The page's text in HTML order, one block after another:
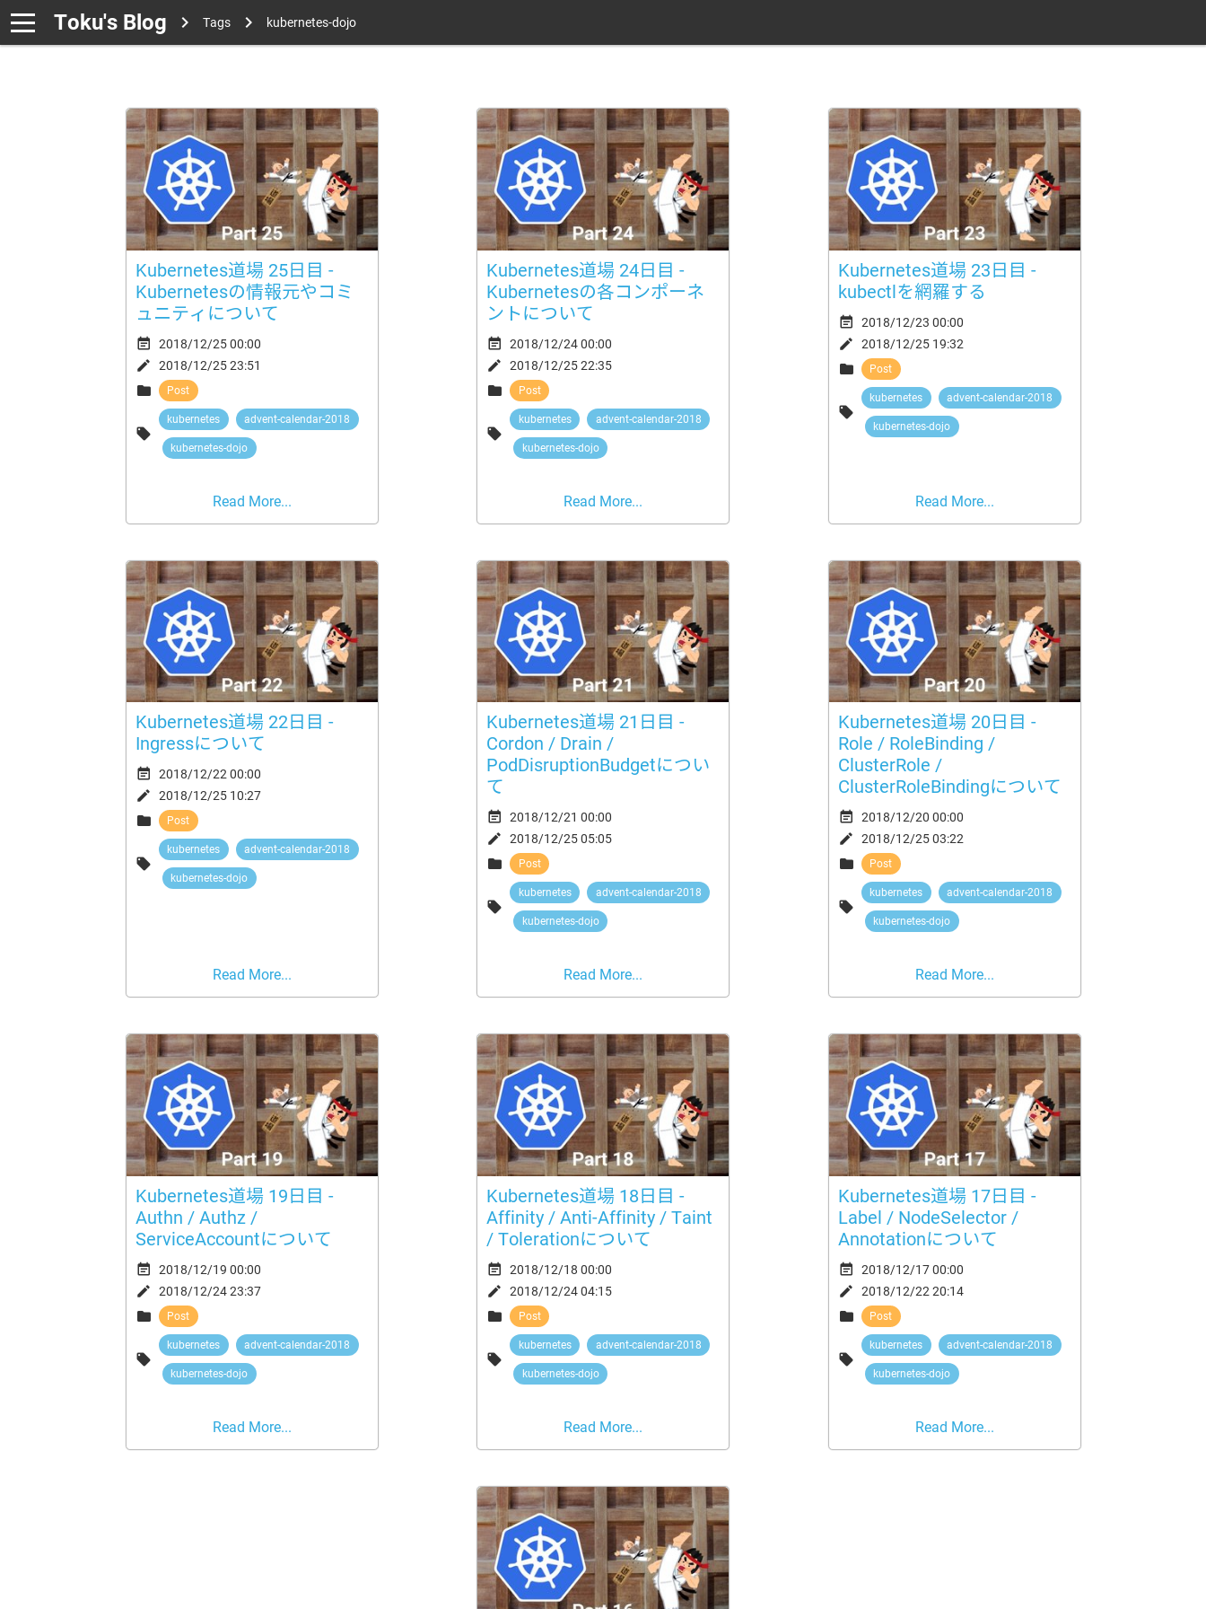
Toku's Blog Tags kubernetes-dojo
Kubernetes道場 25日目 -
Kubernetesの情報元やコミ
ュニティについて
 Post

kubernetes advent-calendar-2018
kubernetes-dojo
 2018/12/25 00:00
 2018/12/25 23:51
Read More...
Kubernetes道場 24日目 -
Kubernetesの各コンポーネ
ントについて
 Post

kubernetes advent-calendar-2018
kubernetes-dojo
 2018/12/24 00:00
 2018/12/25 22:35
Read More...
Kubernetes道場 23日目 -
kubectlを網羅する
 Post

kubernetes advent-calendar-2018
kubernetes-dojo
 2018/12/23 00:00
 2018/12/25 19:32
Read More...
Kubernetes道場 22日目 -
Ingressについて
 Post

kubernetes advent-calendar-2018
kubernetes-dojo
 2018/12/22 00:00
 2018/12/25 10:27
Read More...
Kubernetes道場 21日目 -
Cordon / Drain /
PodDisruptionBudgetについ
て
 Post

kubernetes advent-calendar-2018
kubernetes-dojo
 2018/12/21 00:00
 2018/12/25 05:05
Read More...
Kubernetes道場 20日目 -
Role / RoleBinding /
ClusterRole /
ClusterRoleBindingについて
 Post

kubernetes advent-calendar-2018
kubernetes-dojo
 2018/12/20 00:00
 2018/12/25 03:22
Read More...
Kubernetes道場 19日目 -
Authn / Authz /
ServiceAccountについて
 Post

kubernetes advent-calendar-2018
kubernetes-dojo
 2018/12/19 00:00
 2018/12/24 23:37
Read More...
Kubernetes道場 18日目 -
Affinity / Anti-Affinity / Taint
/ Tolerationについて
 Post

kubernetes advent-calendar-2018
kubernetes-dojo
 2018/12/18 00:00
 2018/12/24 04:15
Read More...
Kubernetes道場 17日目 -
Label / NodeSelector /
Annotationについて
 Post

kubernetes advent-calendar-2018
kubernetes-dojo
 2018/12/17 00:00
 2018/12/22 20:14
Read More...